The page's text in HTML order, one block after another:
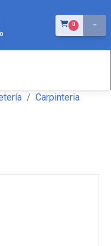
0ÍTEMS EN EL
Carpinteria